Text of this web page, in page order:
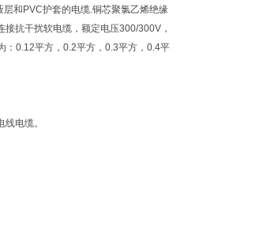
和PVC护套的电缆.铜芯聚氯乙烯绝缘
抗干扰软电缆，额定电压300/300V，
：0.12平方，0.2平方，0.3平方，0.4平
电缆。